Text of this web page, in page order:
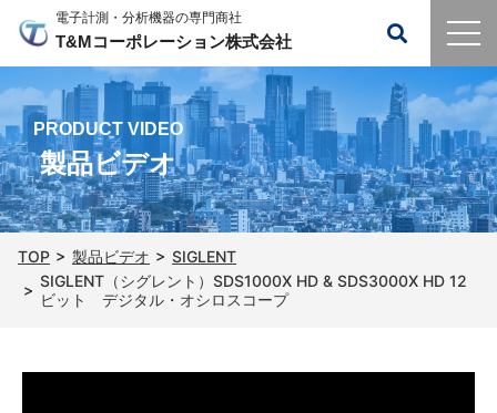
電子計測・分析機器の専門商社
T&Mコーポレーション株式会社
PRODUCT VIDEO
製品ビデオ
TOP 製品ビデオ
SIGLENT
SIGLENT（シグレント）SDS1000X HD & SDS3000X HD 12
ビット デジタル・オシロスコープ